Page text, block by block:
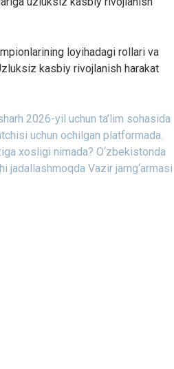
loyihadagi rollari va
kasbiy rivojlanish harakat
2026-yil uchun ta’lim sohasida
uchun ochilgan platformada.
xosligi nimada? O‘zbekistonda
jadallashmoqda Vazir jamg‘armasi